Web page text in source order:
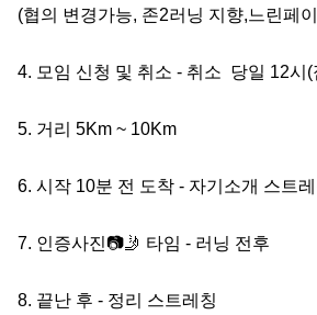
(협의 변경가능, 존2러닝 지향,느린페
4. 모임 신청 및 취소 - 취소  당일 12시
5. 거리 5Km ~ 10Km
6. 시작 10분 전 도착 - 자기소개 스트
7. 인증사진📷🤳 타임 - 러닝 전후
8. 끝난 후 - 정리 스트레칭